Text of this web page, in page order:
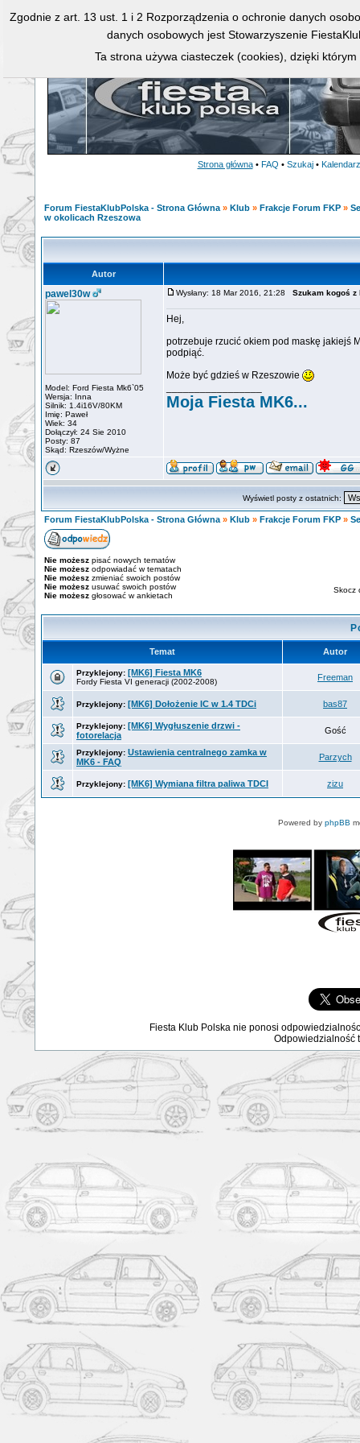
Strona główna • FAQ • Szukaj • Kalendarz
Forum FiestaKlubPolska - Strona Główna » Klub » Frakcje Forum FKP »
w okolicach Rzeszowa
Autor
pawel30w
Model: Ford Fiesta Mk6`05
Wersja: Inna
Silnik: 1.4i16V/80KM
Imię: Paweł
Wiek: 34
Dołączył: 24 Sie 2010
Posty: 87
Skąd: Rzeszów/Wyżne
Wysłany: 18 Mar 2016, 21:28 Szukam kogoś z
Hej,
potrzebuje rzucić okiem pod maskę jakiejś
podpiąć.
Może być gdzieś w Rzeszowie
Moja Fiesta MK6...
Wyświetl posty z ostatnich:
Forum FiestaKlubPolska - Strona Główna » Klub » Frakcje Forum FKP »
Nie możesz pisać nowych tematów
Nie możesz odpowiadać w tematach
Nie możesz zmieniać swoich postów
Nie możesz usuwać swoich postów
Nie możesz głosować w ankietach
Skocz
Temat Autor
Przyklejony: [MK6] Fiesta MK6
Fordy Fiesta VI generacji (2002-2008) Freeman
Przyklejony: [MK6] Dołożenie IC w 1.4 TDCi bas87
Przyklejony: [MK6] Wygłuszenie drzwi -
fotorelacja
Gość
Przyklejony: Ustawienia centralnego zamka w
MK6 - FAQ
Parzych
Przyklejony: [MK6] Wymiana filtra paliwa TDCI zizu
Powered by phpBB
Fiesta Klub Polska nie ponosi
Odpowiedzialność
Zgodnie z art. 13 ust. 1 i 2 Rozporządzenia o ochronie danych
danych osobowych jest Stowarzyszenie
Ta strona używa ciasteczek (cookies), dzięki